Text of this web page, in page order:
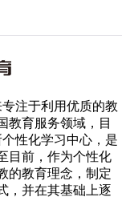
注于利用优质的教
教育服务领域，目
性化学习中心，是
目前，作为个性化
的教育理念，制定
，并在其基础上逐